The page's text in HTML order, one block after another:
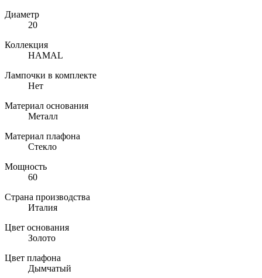
Диаметр
20
Коллекция
HAMAL
Лампочки в комплекте
Нет
Материал основания
Металл
Материал плафона
Стекло
Мощность
60
Страна производства
Италия
Цвет основания
Золото
Цвет плафона
Дымчатый